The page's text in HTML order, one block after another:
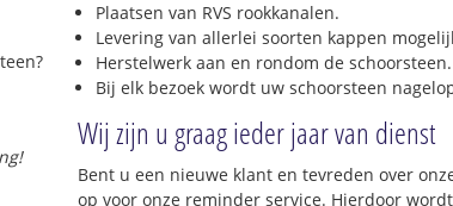
Plaatsen van RVS rookkanalen.
Levering van allerlei soorten kappen
Herstelwerk aan en rondom de schoorsteen.
Bij elk bezoek wordt uw schoorsteen
Wij zijn u graag ieder jaar van dienst
Bent u een nieuwe klant en tevreden over
op voor onze reminder service. Hierdoor